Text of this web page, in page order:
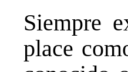
Siempre
place